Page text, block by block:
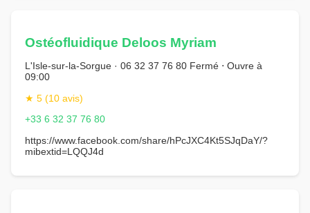
Ostéofluidique Deloos Myriam
L'Isle-sur-la-Sorgue · 06 32 37 76 80 Fermé ⋅ Ouvre à
09:00
★ 5 (10 avis)
+33 6 32 37 76 80
https://www.facebook.com/share/hPcJXC4Kt5SJqDaY/?
mibextid=LQQJ4d